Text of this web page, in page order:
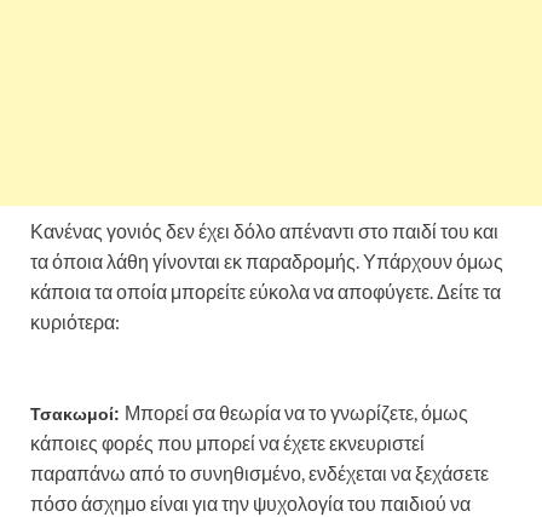
Κανένας γονιός δεν έχει δόλο απέναντι στο παιδί του και
τα όποια λάθη γίνονται εκ παραδρομής. Υπάρχουν όμως
κάποια τα οποία μπορείτε εύκολα να αποφύγετε. Δείτε τα
κυριότερα:
Τσακωμοί: Μπορεί σα θεωρία να το γνωρίζετε, όμως
κάποιες φορές που μπορεί να έχετε εκνευριστεί
παραπάνω από το συνηθισμένο, ενδέχεται να ξεχάσετε
πόσο άσχημο είναι για την ψυχολογία του παιδιού να